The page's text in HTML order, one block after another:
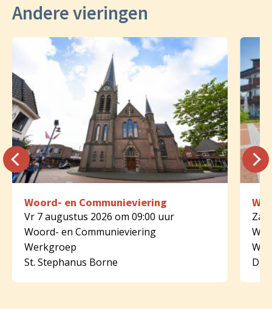
Andere vieringen
Woord- en Communieviering
Vr 7 augustus 2026 om 09:00 uur
Woord- en Communieviering
Werkgroep
St. Stephanus Borne
Za